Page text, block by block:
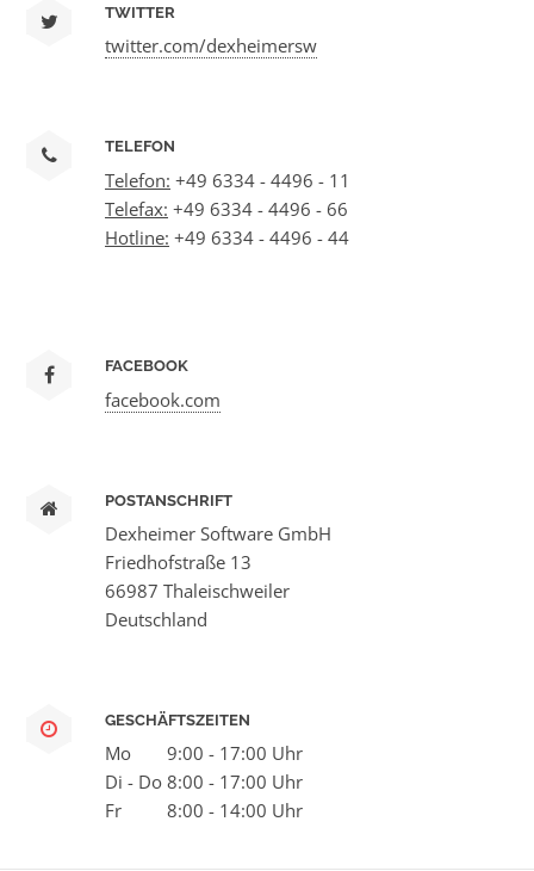
TWITTER
twitter.com/dexheimersw
TELEFON
Telefon: +49 6334 - 4496 - 11
Telefax: +49 6334 - 4496 - 66
Hotline: +49 6334 - 4496 - 44
FACEBOOK
facebook.com
POSTANSCHRIFT
Dexheimer Software GmbH
Friedhofstraße 13
66987 Thaleischweiler
Deutschland
GESCHÄFTSZEITEN
Mo
Di - Do
Fr
9:00 - 17:00 Uhr
8:00 - 17:00 Uhr
8:00 - 14:00 Uhr